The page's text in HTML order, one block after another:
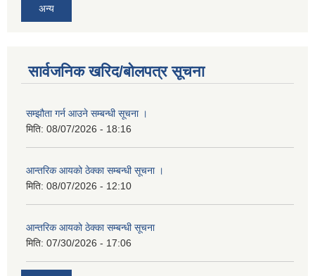
अन्य
सार्वजनिक खरिद/बोलपत्र सूचना
सम्झौता गर्न आउने सम्बन्धी सूचना ।
मिति: 08/07/2026 - 18:16
आन्तरिक आयको ठेक्का सम्बन्धी सूचना ।
मिति: 08/07/2026 - 12:10
आन्तरिक आयको ठेक्का सम्बन्धी सूचना
मिति: 07/30/2026 - 17:06